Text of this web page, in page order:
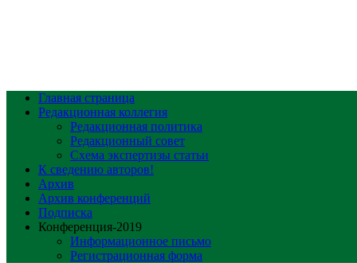
Главная страница
Редакционная коллегия
Редакционная политика
Редакционный совет
Схема экспертизы статьи
К сведению авторов!
Архив
Архив конференций
Подписка
Конференция-2019
Информационное письмо
Регистрационная форма